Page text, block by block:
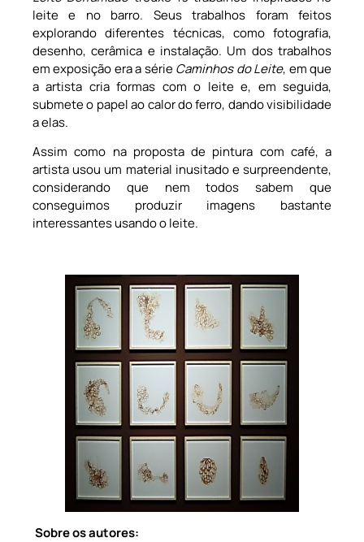
leite e no barro. Seus trabalhos foram feitos
explorando diferentes técnicas, como fotografia,
desenho, cerâmica e instalação. Um dos trabalhos
em exposição era a sérieCaminhos do Leite, em que
a artista cria formas com o leite e, em seguida,
submete o papel ao calor do ferro, dando visibilidade
a elas.
Assim como na proposta de pintura com café, a
artista usou um material inusitado e surpreendente,
considerando que nem todos sabem que
conseguimos produzir imagens bastante
interessantes usando o leite.
Sobre os autores: